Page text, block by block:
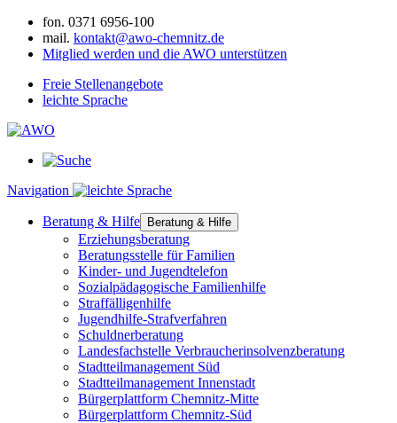
fon. 0371 6956-100
mail. kontakt@awo-chemnitz.de
Mitglied werden und die AWO unterstützen
Freie Stellenangebote
leichte Sprache
Navigation
Beratung & Hilfe Beratung & Hilfe
Erziehungsberatung
Beratungsstelle für Familien
Kinder- und Jugendtelefon
Sozialpädagogische Familienhilfe
Straffälligenhilfe
Jugendhilfe-Strafverfahren
Schuldnerberatung
Landesfachstelle Verbraucherinsolvenzberatung
Stadtteilmanagement Süd
Stadtteilmanagement Innenstadt
Bürgerplattform Chemnitz-Mitte
Bürgerplattform Chemnitz-Süd